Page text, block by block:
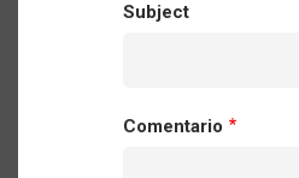
Subject
Comentario